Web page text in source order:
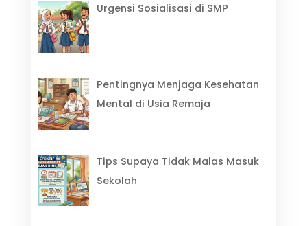
Urgensi Sosialisasi di SMP
Pentingnya Menjaga Kesehatan
Mental di Usia Remaja
Tips Supaya Tidak Malas Masuk
Sekolah